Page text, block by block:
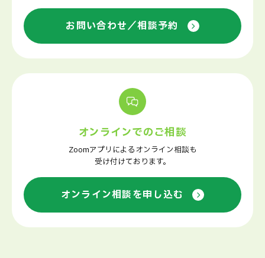
お問い合わせ／相談予約
オンラインでのご相談
Zoomアプリによるオンライン相談も
受け付けております。
オンライン相談を申し込む